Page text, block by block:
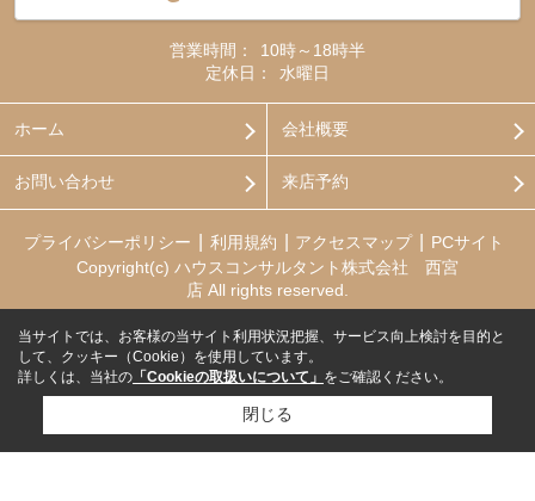
営業時間：
10時～18時半
定休日：
水曜日
ホーム 会社概要
お問い合わせ 来店予約
プライバシーポリシー 利用規約 アクセスマップ
PCサイト
Copyright(c) ハウスコンサルタント株式会社 西宮
店 All rights reserved.
当サイトでは、お客様の当サイト利用状況把握、サービス向上検討を目的と
して、クッキー（Cookie）を使用しています。
詳しくは、当社の 「Cookieの取扱いについて」 をご確認ください。
閉じる